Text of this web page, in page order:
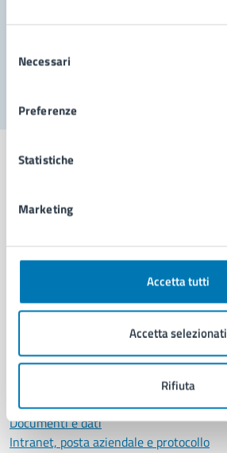
delNecessari
Preferenze
Statistiche
Marketing
Accetta tutti
Accetta selezionati
Rifiuta
Segnala disservizio
Comune di Napoli
AMMINISTRAZIONE
Organi di governo
Enti e fondazioni
Personale amministrativo
Documenti e dati
Intranet, posta aziendale e protocollo